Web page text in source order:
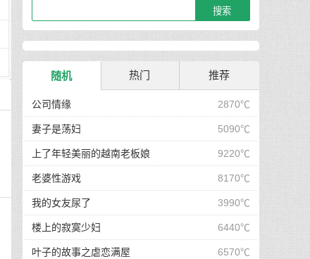
随机 热门 推荐
2870℃
公司情缘
5090℃
妻子是荡妇
9220℃
上了年轻美丽的越南老板娘
8170℃
老婆性游戏
3990℃
我的女友尿了
6440℃
楼上的寂寞少妇
6570℃
叶子的故事之虐恋满屋